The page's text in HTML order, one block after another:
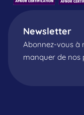
Newsletter
Abonnez-vous à
manquer de nos